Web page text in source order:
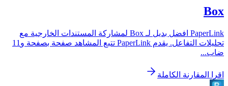
Box
PaperLink افضل بديل لـ Box لمشاركة المستندات الخارجية مع
تحليلات التفاعل. يقدم PaperLink تتبع المشاهد صفحة بصفحة و11
ضاب...
اقرا المقارنة الكاملة